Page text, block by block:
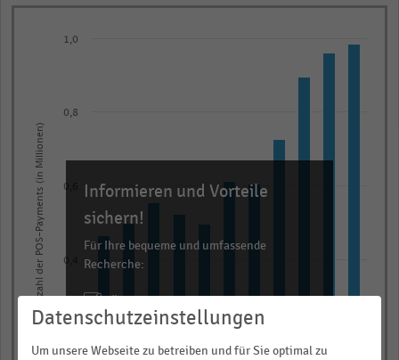
The
chart
has
axis
displaying
categories.
11
categories.
Anzahl der POS-Payments (in Millionen) 0,4
0,6
0,8
1,0
Informieren und Vorteile
sichern!
Für Ihre bequeme und umfassende
Recherche:
Über 300.000 Daten und Kennzahlen
Rund 25.000 Statistiken
Download als Excel, PNG, PDF
Datenschutzeinstellungen
Um unsere Webseite zu betreiben und für Sie optimal zu